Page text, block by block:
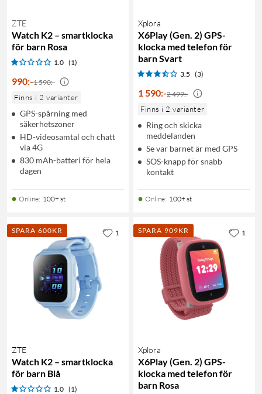
ZTE
Watch K2 – smartklocka
för barn Rosa
1.0 (1)
990:-1 590:-
Finns i 2 varianter
GPS-spårning med
säkerhetszoner
HD-videosamtal och chatt
via 4G
830 mAh-batteri för hela
dagen
Online: 100+ st
Xplora
X6Play (Gen. 2) GPS-
klocka med telefon för
barn Svart
3.5 (3)
1 590:-2 499:-
Finns i 2 varianter
Ring och skicka
meddelanden
Se var barnet är med GPS
SOS-knapp för snabb
kontakt
Online: 100+ st
SPARA 600KR
ZTE
Watch K2 – smartklocka
för barn Blå
1.0 (1)
1 SPARA 909KR
Xplora
X6Play (Gen. 2) GPS-
klocka med telefon för
barn Rosa
1